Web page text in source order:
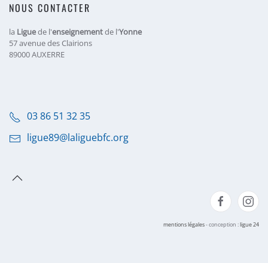
NOUS CONTACTER
la Liguede l'enseignementde l'Yonne
57 avenue des Clairions
89000 AUXERRE
03 86 51 32 35
ligue89@laliguebfc.org
mentions légales- conception :ligue 24